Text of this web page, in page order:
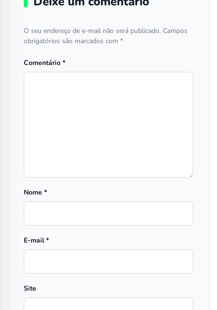
O seu endereço de e-mail não será publicado. Campos
obrigatórios são marcados com *
Comentário *
Nome *
E-mail*
Site